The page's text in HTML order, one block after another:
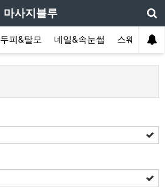
마사지블루
두피&탈모 네일&속눈썹 스웨디시(